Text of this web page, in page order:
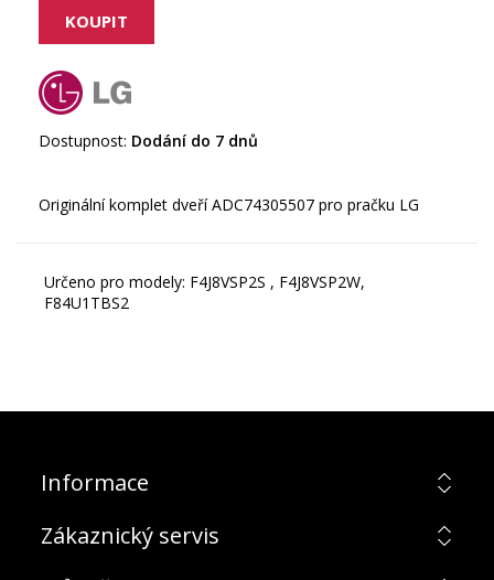
Dostupnost: Dodání do 7 dnů
Určeno pro modely: F4J8VSP2S , F4J8VSP2W,
F84U1TBS2
Informace
Zákaznický servis